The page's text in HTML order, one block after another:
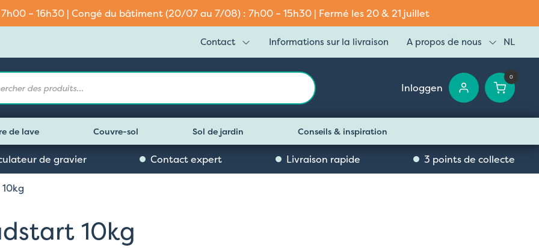
– 16h30 | Congé du bâtiment (20/07 au 7/08) : 7h00 – 15h30 | Fermé les 20 & 21 juillet
Contact Informations sur la livraison A propos de nous NL
Inloggen
0
de lave Couvre-sol Sol de jardin Conseils & inspiration
de gravier Contact expert Livraison rapide 3 points de collecte
10kg